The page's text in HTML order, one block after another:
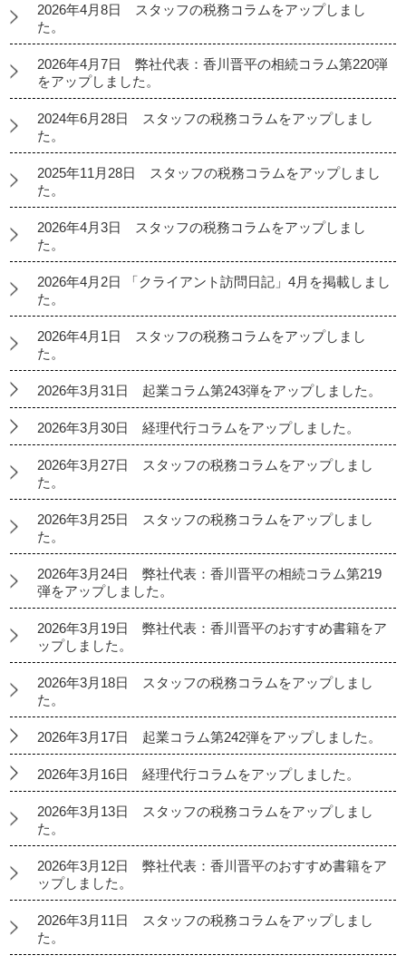
2026年4月8日 スタッフの税務コラムをアップしまし
た。
2026年4月7日 弊社代表：香川晋平の相続コラム第220弾
をアップしました。
2024年6月28日 スタッフの税務コラムをアップしまし
た。
2025年11月28日 スタッフの税務コラムをアップしまし
た。
2026年4月3日 スタッフの税務コラムをアップしまし
た。
2026年4月2日 「クライアント訪問日記」4月を掲載しまし
た。
2026年4月1日 スタッフの税務コラムをアップしまし
た。
2026年3月31日 起業コラム第243弾をアップしました。
2026年3月30日 経理代行コラムをアップしました。
2026年3月27日 スタッフの税務コラムをアップしまし
た。
2026年3月25日 スタッフの税務コラムをアップしまし
た。
2026年3月24日 弊社代表：香川晋平の相続コラム第219
弾をアップしました。
2026年3月19日 弊社代表：香川晋平のおすすめ書籍をア
ップしました。
2026年3月18日 スタッフの税務コラムをアップしまし
た。
2026年3月17日 起業コラム第242弾をアップしました。
2026年3月16日 経理代行コラムをアップしました。
2026年3月13日 スタッフの税務コラムをアップしまし
た。
2026年3月12日 弊社代表：香川晋平のおすすめ書籍をア
ップしました。
2026年3月11日 スタッフの税務コラムをアップしまし
た。